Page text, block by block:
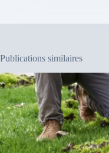
Publications similaires